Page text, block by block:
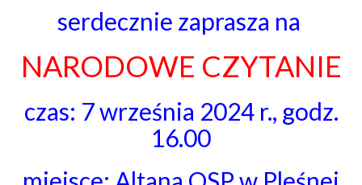
serdecznie zaprasza na
NARODOWE CZYTANIE
czas: 7 września 2024 r., godz.
16.00